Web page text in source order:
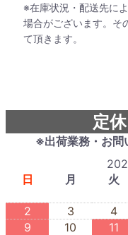
※在庫状況・配送先に
場合がございます。そ
て頂きます。
定
※出荷業務・お問
日
月 火
2
3 4
9
10 11